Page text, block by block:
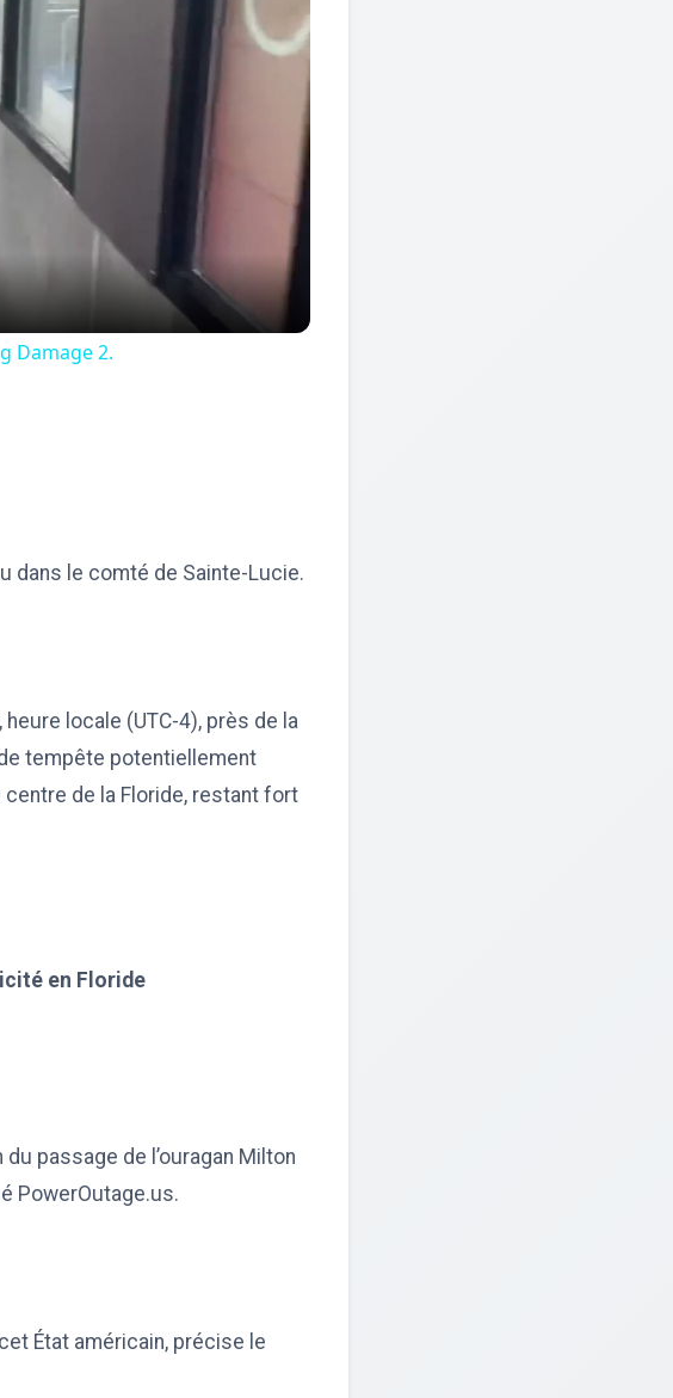
Damage 2.
dans le comté de Sainte-Lucie.
locale (UTC-4), près de la
tempête potentiellement
de la Floride, restant fort
en Floride
passage de l’ouragan Milton
PowerOutage.us.
État américain, précise le